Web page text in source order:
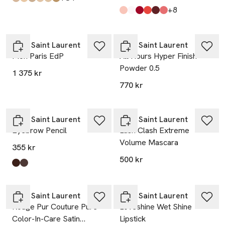
Produkten finns i färgerna:
Mn1,
Ln1,
Mn7,
Ln8,
Ln6,
Dw1,
Produkten finns i färgerna:
2,
Crystal,
11
12
6,
18 +8
Yves Saint Laurent
Mon Paris EdP
1 375 kr
Yves Saint Laurent
All Hours Hyper Finish
Powder 0.5
770 kr
Yves Saint Laurent
Eyebrow Pencil
355 kr
Produkten finns i färgerna:
Dark Brown
Ash,
Yves Saint Laurent
Lash Clash Extreme
Volume Mascara
500 kr
Yves Saint Laurent
Rouge Pur Couture Pure
Color-In-Care Satin
Yves Saint Laurent
Loveshine Wet Shine
Lipstick